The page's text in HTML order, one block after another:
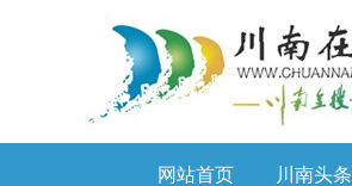
网站首页 川南头条